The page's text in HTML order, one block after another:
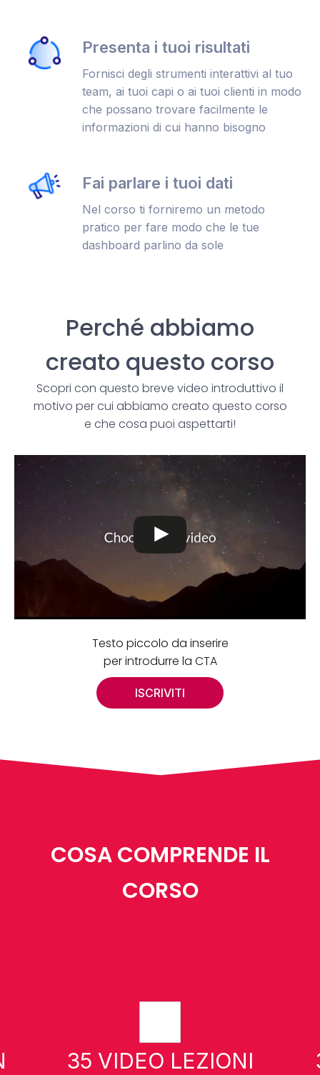
Presenta i tuoi risultati
Fornisci degli strumenti interattivi al tuo
team, ai tuoi capi o ai tuoi clienti in modo
che possano trovare facilmente le
informazioni di cui hanno bisogno
Fai parlare i tuoi dati
Nel corso ti forniremo un metodo
pratico per fare modo che le tue
dashboard parlino da sole
Perché abbiamo
creato questo corso
Scopri con questo breve video introduttivo il
motivo per cui abbiamo creato questo corso
e che cosa puoi aspettarti!
Testo piccolo da inserire
per introdurre la CTA
ISCRIVITI
COSA COMPRENDE IL
CORSO
35 VIDEO LEZIONI